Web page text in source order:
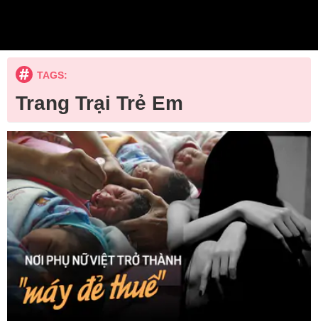
TAGS:
Trang Trại Trẻ Em